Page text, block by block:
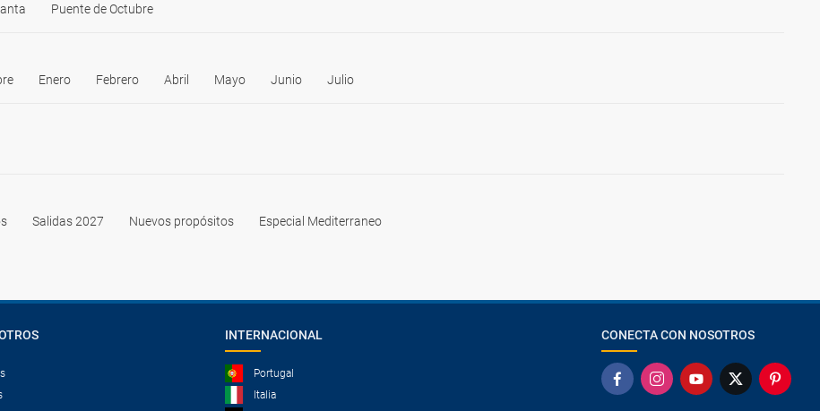
Puente de Octubre
Enero Febrero Abril Mayo Junio Julio
Salidas 2027 Nuevos propósitos Especial Mediterraneo
INTERNACIONAL
Portugal
Italia
CONECTA CON NOSOTROS